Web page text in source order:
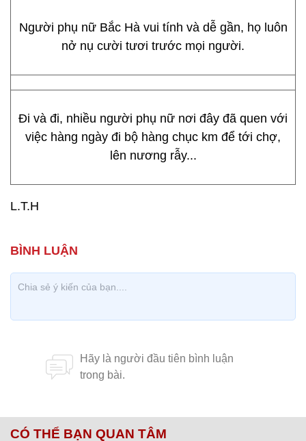
Người phụ nữ Bắc Hà vui tính và dễ gần, họ luôn
nở nụ cười tươi trước mọi người.
Đi và đi, nhiều người phụ nữ nơi đây đã quen với
việc hàng ngày đi bộ hàng chục km để tới chợ,
lên nương rẫy...
L.T.H
CÓ THỂ BẠN QUAN TÂM